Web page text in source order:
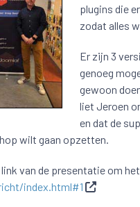
plugins die
zodat alles
Er zijn 3
genoeg
gewoon
liet Jeroen
en dat de
wilt gaan opzetten.
van de presentatie om
index.html#1